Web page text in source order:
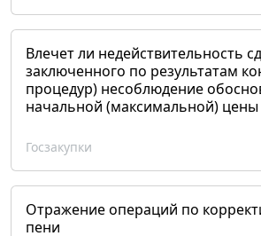
Влечет ли недействительность
заключенного по результатам
процедур) несоблюдение
начальной (максимальной) цены
Госзакупки
Отражение операций по
пени